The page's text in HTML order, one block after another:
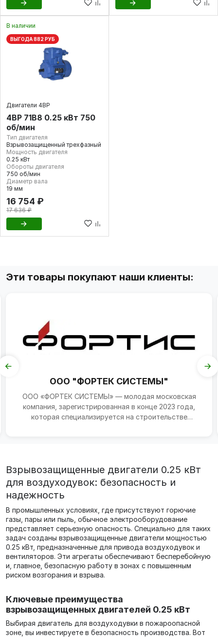
В наличии
ВЫГОДА 882 РУБ
Двигатели 4ВР
4ВР 71В8 0.25 кВт 750
об/мин
Тип двигателя
Взрывозащищенный трехфазный
Мощность двигателя
0.25 кВт
Обороты двигателя
750 об/мин
Диаметр вала
19 мм
16 754 ₽
17 636 ₽
Эти товары покупают наши клиенты:
ООО "ФОРТЕК СИСТЕМЫ"
ООО «ФОРТЕК СИСТЕМЫ» — молодая московская
компания, зарегистрированная в конце 2023 года,
которая специализируется на строительстве
Взрывозащищенные двигатели 0.25 кВт
для воздуходувок: безопасность и
надежность
В промышленных условиях, где присутствуют горючие
газы, пары или пыль, обычное электрооборудование
представляет серьезную опасность. Специально для таких
задач созданы взрывозащищенные двигатели мощностью
0.25 кВт, предназначенные для привода воздуходувок и
вентиляторов. Эти агрегаты обеспечивают бесперебойную
и, главное, безопасную работу в зонах с повышенным
риском возгорания и взрыва.
Ключевые преимущества
взрывозащищенных двигателей 0.25 кВт
Выбирая двигатель для воздуходувки в пожароопасной
зоне, вы инвестируете в безопасность производства. Вот